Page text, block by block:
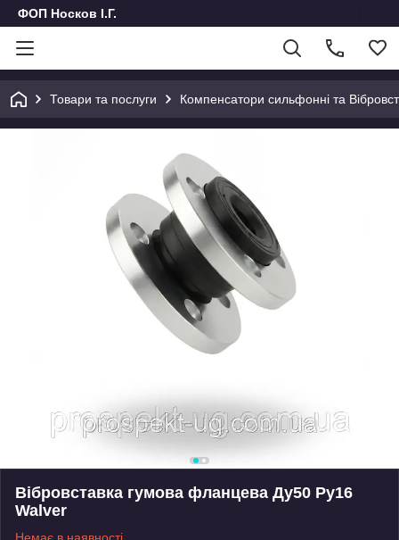
ФОП Носков І.Г.
Товари та послуги Компенсатори сильфонні та
Вібровставка гумова фланцева Ду50 Ру16
Walver
Немає в наявності